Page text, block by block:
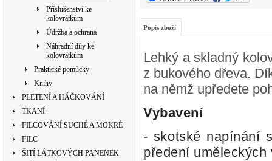
Příslušenství ke
kolovrátkům
Údržba a ochrana
Náhradní díly ke
kolovrátkům
Praktické pomůcky
Knihy
PLETENÍ A HÁČKOVÁNÍ
TKANÍ
FILCOVÁNÍ SUCHÉ A MOKRÉ
FILC
ŠITÍ LÁTKOVÝCH PANENEK
Popis zboží
Lehký a skladný
z bukového dřeva.
na němž upředete
Vybavení
- skotské napínání
předení uměleckých